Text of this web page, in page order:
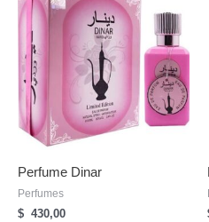
Perfume Dinar
Perfumes
$ 430,00